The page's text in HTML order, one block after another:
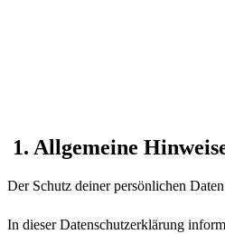
1. Allgemeine
Der Schutz deiner persönlichen
In dieser Datenschutzerklärung